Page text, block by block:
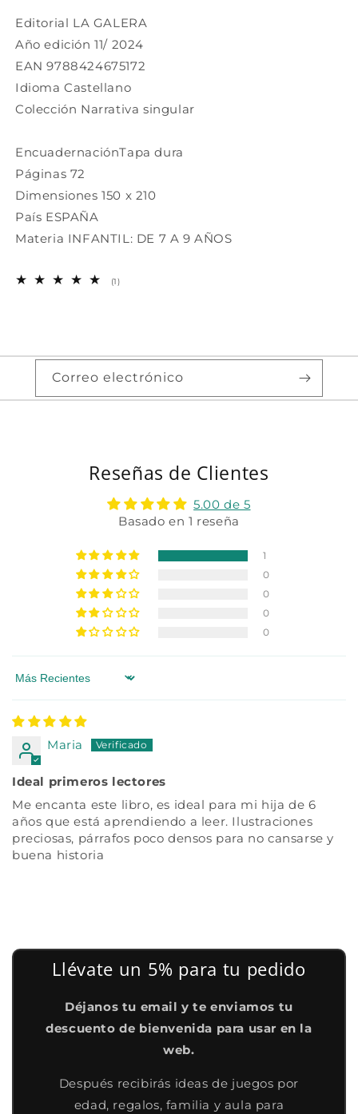
Editorial LA GALERA
Año edición 11/ 2024
EAN9788424675172
IdiomaCastellano
Colección Narrativa singular
EncuadernaciónTapa dura
Páginas 72
Dimensiones150 x 210
País ESPAÑA
Materia INFANTIL: DE 7 A 9 AÑOS
(1)1
Correo electrónico
Reseñas de Clientes
5.00 de 5
Basado en 1 reseña
1
0
0
0
0
Sort by
Maria
Ideal primeros lectores
Me encanta este libro, es ideal para mi hija de 6
años que está aprendiendo a leer. Ilustraciones
preciosas, párrafos poco densos para no cansarse y
buena historia
Llévate un 5% para tu pedido
Déjanos tu email y te enviamos tu
descuento de bienvenida para usar en la
web.
Después recibirás ideas de juegos por
edad, regalos, familia y aula para